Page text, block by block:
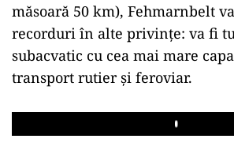
măsoară 50 km), Fehmarnbelt
recorduri în alte privințe: va fi
subacvatic cu cea mai mare
transport rutier și feroviar.
Play